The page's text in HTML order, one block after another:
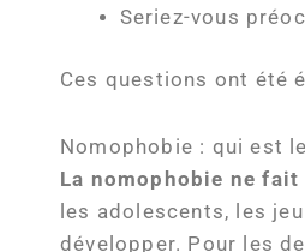
Seriez-vous
Ces questions ont été
Nomophobie : qui est
La nomophobie ne
les adolescents, les
développer. Pour les